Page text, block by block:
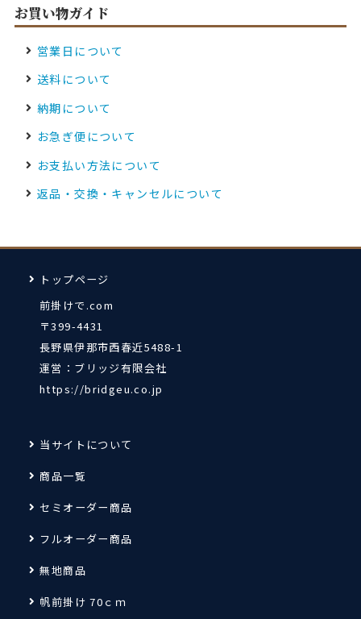
お買い物ガイド
営業日について
送料について
納期について
お急ぎ便について
お支払い方法について
返品・交換・キャンセルについて
トップページ
前掛けで.com
〒399-4431
長野県伊那市西春近5488-1
運営：ブリッジ有限会社
https://bridgeu.co.jp
当サイトについて
商品一覧
セミオーダー商品
フルオーダー商品
無地商品
帆前掛け 70ｃｍ